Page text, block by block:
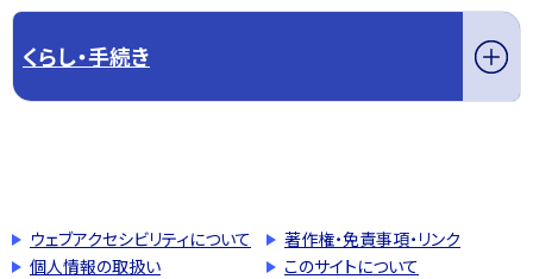
くらし・手続き
ウェブアクセシビリティについて
著作権・免責事項・リンク
個人情報の取扱い
このサイトについて